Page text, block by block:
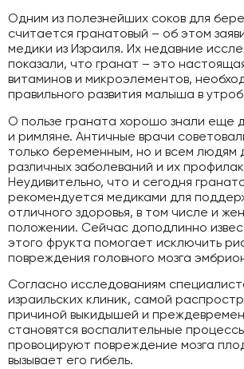
Одним из полезнейших соков для
считается гранатовый – об этом
медики из Израиля. Их недавние
показали, что гранат – это
витаминов и микроэлементов,
правильного развития малыша в
О пользе граната хорошо знали еще
и римляне. Античные врачи
только беременным, но и всем людям
различных заболеваний и их
Неудивительно, что и сегодня
рекомендуется медиками для
отличного здоровья, в том числе и
положении. Сейчас доподлинно
этого фрукта помогает исключить
повреждения головного мозга
Согласно исследованиям
израильских клиник, самой
причиной выкидышей и
становятся воспалительные
провоцируют повреждение мозга
вызывает его гибель.